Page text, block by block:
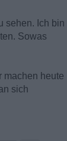
sehen. Ich bin
Sowas
machen heute
sich